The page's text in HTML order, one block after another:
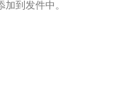
加到发件中。